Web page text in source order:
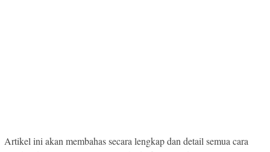
Artikel ini akan membahas secara lengkap dan detail semua cara